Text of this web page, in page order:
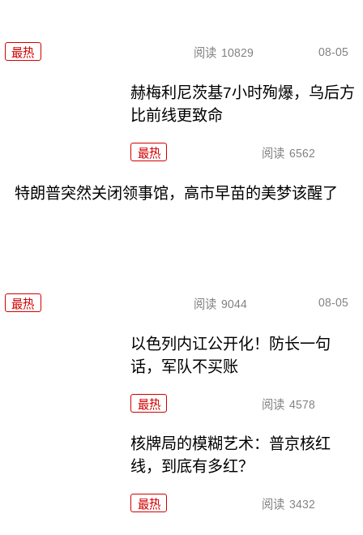
最热 阅读 10829 08-05
赫梅利尼茨基7小时殉爆，乌后方
比前线更致命
最热 阅读 6562
特朗普突然关闭领事馆，高市早苗的美梦该醒了
最热 阅读 9044 08-05
以色列内讧公开化！防长一句
话，军队不买账
最热 阅读 4578
核牌局的模糊艺术：普京核红
线，到底有多红？
最热 阅读 3432